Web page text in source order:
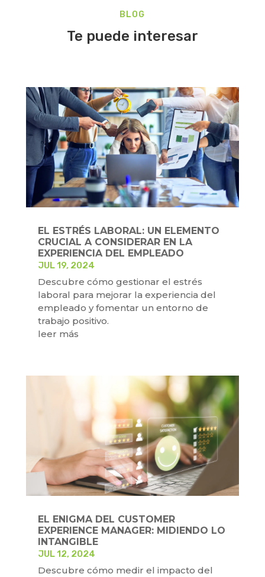
BLOG
Te puede interesar
EL ESTRÉS LABORAL: UN ELEMENTO
CRUCIAL A CONSIDERAR EN LA
EXPERIENCIA DEL EMPLEADO
JUL 19, 2024
Descubre cómo gestionar el estrés
laboral para mejorar la experiencia del
empleado y fomentar un entorno de
trabajo positivo.
leer más
EL ENIGMA DEL CUSTOMER
EXPERIENCE MANAGER: MIDIENDO LO
INTANGIBLE
JUL 12, 2024
Descubre cómo medir el impacto del